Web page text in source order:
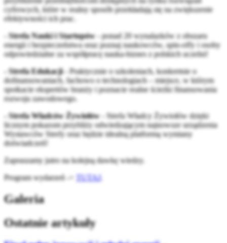
cyfrowych, które w realny sposób przekładają się na zwiększenie
efektywności ich prac.
Strefa Nauki i Startupów- ponad 20 wynalazków z obszaru
energii i bezpieczeństwa oraz poznaj naukowców, spin-offy i osoby
odpowiedzialne za współpracę nauka-biznes z polskich uczelni!
- Strefa Edukacji- Praktycznie o szkoleniach, konkretnie o
dofinansowaniach, fachowo o technologiach – miejsce, w którym
spotkacie ekspertów branży i poznacie realne ścieżki finansowania
rozwoju zawodowego.
- Strefa Władców Żywiołów- Strefa Władcy Żywiołów dzięki
licznym pokazom przybliży odwiedzającym najnowsze urządzenia
Wystawców Strefy oraz będzie idealną platformą wymiany
doświadczeń!
Zapraszamy jutro na kolejną dawkę wiedzy.
Program wydarzeń ->
TUTAJ
Galeria
Ostatnie artykuły